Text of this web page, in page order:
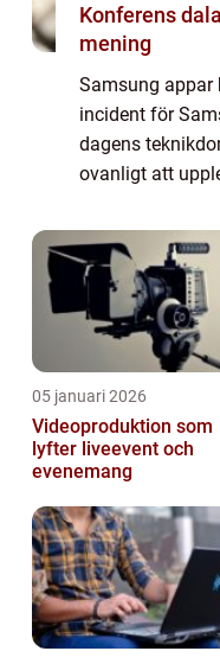
Konferens dalarna när mötet
mening
Samsung appar
incident för
dagens
ovanligt att
har dock
05 januari 2026
Videoproduktion som
lyfter liveevent och
evenemang